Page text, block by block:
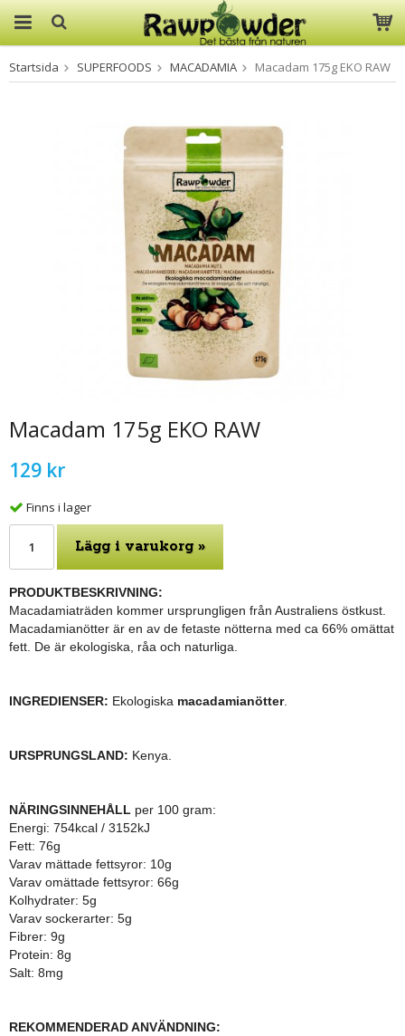
Produkten har blivit tillagd i
varukorgen
Startsida SUPERFOODS MACADAMIA Macadam 175g EKO RAW
Macadam 175g EKO RAW
129 kr
Finns i lager
Lägg i varukorg »
PRODUKTBESKRIVNING:
Macadamiaträden kommer ursprungligen från Australiens östkust.
Macadamianötter är en av de fetaste nötterna med ca 66% omättat
fett. De är ekologiska, råa och naturliga.
INGREDIENSER: Ekologiska macadamianötter.
URSPRUNGSLAND: Kenya.
NÄRINGSINNEHÅLL per 100 gram:
Energi: 754kcal / 3152kJ
Fett: 76g
Varav mättade fettsyror: 10g
Varav omättade fettsyror: 66g
Kolhydrater: 5g
Varav sockerarter: 5g
Fibrer: 9g
Protein: 8g
Salt: 8mg
REKOMMENDERAD ANVÄNDNING: